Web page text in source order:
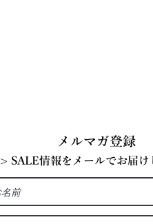
メルマガ登録
> SALE情報をメールでお届け